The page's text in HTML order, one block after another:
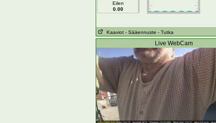
Eilen
0.00
Kaaviot - Sääennuste - Tutka
Live WebCam